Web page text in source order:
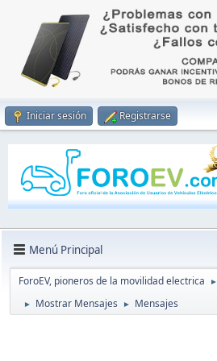
Iniciar sesión Registrarse
Menú Principal
ForoEV, pioneros de la movilidad electrica ►
► Mostrar Mensajes ► Mensajes